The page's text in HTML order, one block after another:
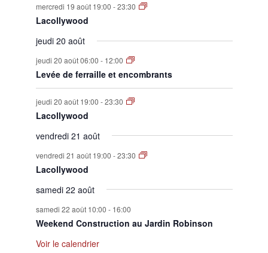
mercredi 19 août 19:00 -23:30
Lacollywood
jeudi 20 août
jeudi 20 août 06:00 - 12:00
Levée de ferraille et encombrants
jeudi 20 août 19:00 -23:30
Lacollywood
vendredi 21 août
vendredi 21 août 19:00 -23:30
Lacollywood
samedi 22 août
samedi 22 août 10:00 - 16:00
Weekend Construction au Jardin Robinson
Voir le calendrier